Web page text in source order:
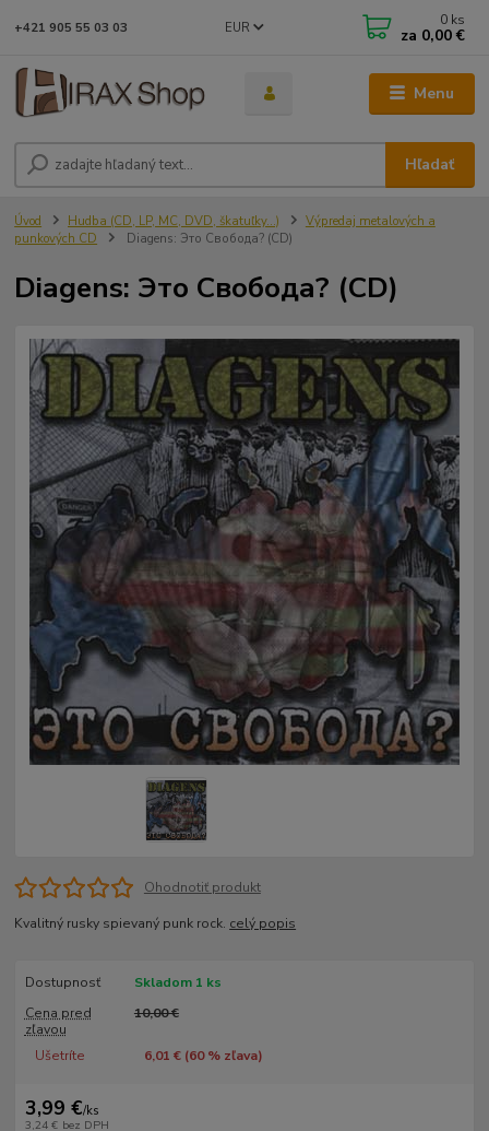
Menu
EUR
Hľadať
+421 905 55 03 03 0 ks
za 0,00 €
Úvod Hudba (CD, LP, MC, DVD, škatuľky...)
Výpredaj metalových a
punkových CD
Diagens: Это Свобода? (CD)
Diagens: Это Свобода? (CD)
Ohodnotiť produkt
Kvalitný rusky spievaný punk rock. celý popis
Dostupnosť
Skladom 1 ks
Cena pred
zľavou
10,00 €
Ušetríte 6,01 € (60% zľava)
3,99 €/ks
3,24 € bez DPH